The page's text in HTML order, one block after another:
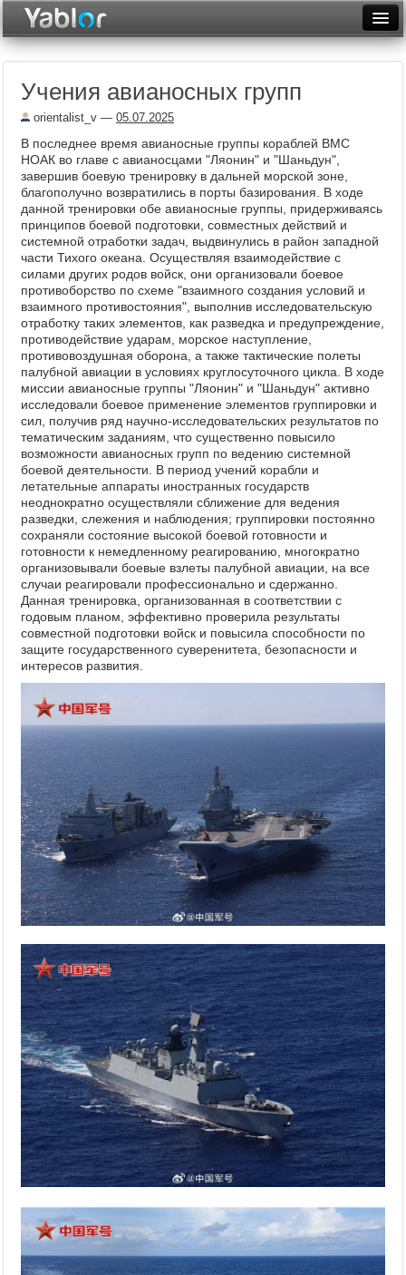
Неделя
Рейтинги
Архив
Фототоп
Видеотоп
Учения авианосных групп
orientalist_v — 05.07.2025
В последнее время авианосные группы кораблей ВМС
НОАК во главе с авианосцами "Ляонин" и "Шаньдун",
завершив боевую тренировку в дальней морской зоне,
благополучно возвратились в порты базирования. В ходе
данной тренировки обе авианосные группы, придерживаясь
принципов боевой подготовки, совместных действий и
системной отработки задач, выдвинулись в район западной
части Тихого океана. Осуществляя взаимодействие с
силами других родов войск, они организовали боевое
противоборство по схеме "взаимного создания условий и
взаимного противостояния", выполнив исследовательскую
отработку таких элементов, как разведка и предупреждение,
противодействие ударам, морское наступление,
противовоздушная оборона, а также тактические полеты
палубной авиации в условиях круглосуточного цикла. В ходе
миссии авианосные группы "Ляонин" и "Шаньдун" активно
исследовали боевое применение элементов группировки и
сил, получив ряд научно-исследовательских результатов по
тематическим заданиям, что существенно повысило
возможности авианосных групп по ведению системной
боевой деятельности. В период учений корабли и
летательные аппараты иностранных государств
неоднократно осуществляли сближение для ведения
разведки, слежения и наблюдения; группировки постоянно
сохраняли состояние высокой боевой готовности и
готовности к немедленному реагированию, многократно
организовывали боевые взлеты палубной авиации, на все
случаи реагировали профессионально и сдержанно.
Данная тренировка, организованная в соответствии с
годовым планом, эффективно проверила результаты
совместной подготовки войск и повысила способности по
защите государственного суверенитета, безопасности и
интересов развития.